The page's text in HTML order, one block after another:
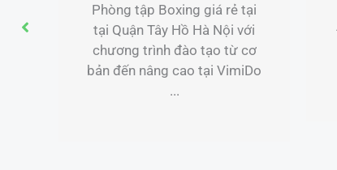
Nội với
Lân Sư Rồng Minh Nghĩa
Đường – Dịch Vụ Dịch vụ lân
sư rồng chất lượng Tận Nơi
Tại Hát ...